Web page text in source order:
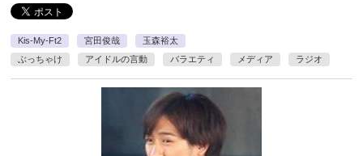
Kis-My-Ft2 宮田俊哉
玉森裕太
ぶっちゃけ
アイドルの言動 バラエティ メディア ラジオ